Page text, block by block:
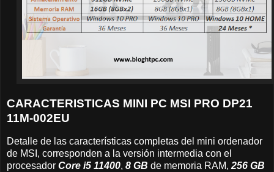
CARACTERISTICAS MINI PC MSI PRO DP21
11M-002EU
Detalle de las características completas del mini ordenador
de MSI, corresponden a la versión intermedia con el
procesador Core i5 11400, 8 GB de memoria RAM, 256 GB